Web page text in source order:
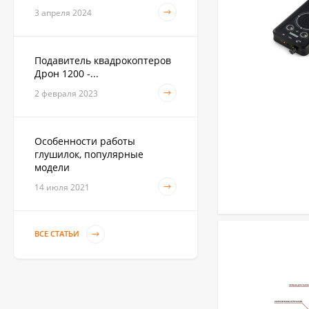
3 апреля 2024
Подавитель квадрокоптеров
Дрон 1200 -...
2 февраля 2023
Особенности работы
глушилок, популярные
модели
14 июля 2021
ВСЕ СТАТЬИ